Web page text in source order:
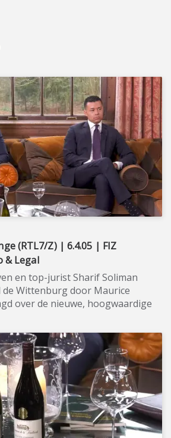
(RTL7/Z) | 6.4.05 | FIZ
& Legal
en top-jurist Sharif Soliman
de Wittenburg door Maurice
over de nieuwe, hoogwaardige
op het gebied van factoring
levert zij een belangrijke
van de liquiditeit van
staat hoog in
klanten ervaren dezelfde hoge
en deskundigheid. Bedrijven
facturen (B2B) versturen, kan
op maat bedienen. FIZ beschikt
haar eigen ICT-team gecreëerde,